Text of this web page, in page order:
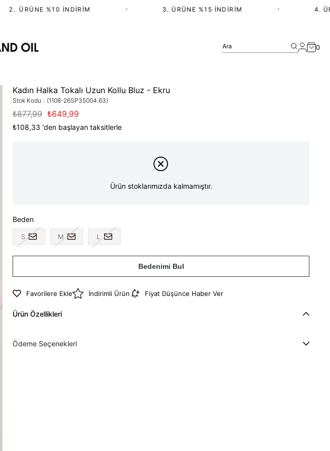
2.⁠ ⁠ÜRÜNE %10 İNDIRIM 3. ÜRÜNE %15 İNDIRIM 4.
Ara 0
Kadın Halka Tokalı Uzun Kollu Bluz - Ekru
Stok Kodu (1108-26SP35004.63)
₺877,99 ₺649,99
₺108,33 'den başlayan taksitlerle
Ürün stoklarımızda kalmamıştır.
Beden
S M L
Bedenimi Bul
Favorilere Ekle İndirimli Ürün Fiyat Düşünce Haber Ver
Ürün Özellikleri
Ödeme Seçenekleri